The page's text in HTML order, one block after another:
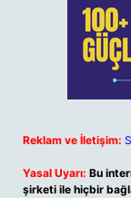
Reklam ve İletişim:
Yasal Uyarı: Bu
şirketi ile hiçbir